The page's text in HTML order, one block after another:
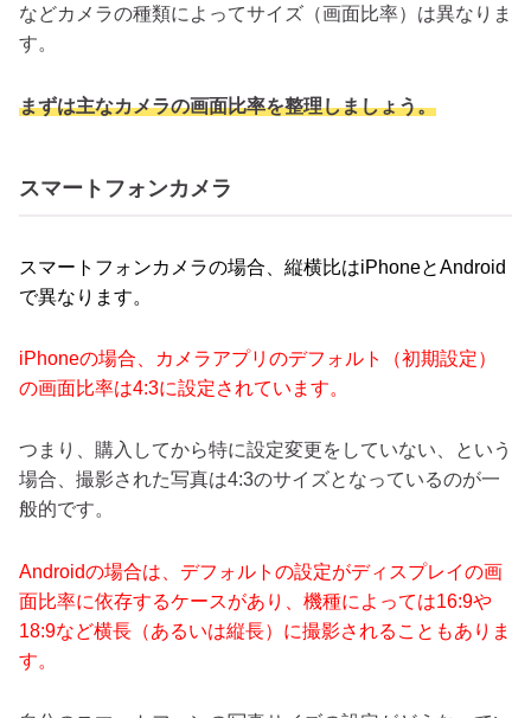
などカメラの種類によってサイズ（画面比率）は異なりま
す。
まずは主なカメラの画面比率を整理しましょう。
スマートフォンカメラ
スマートフォンカメラの場合、縦横比はiPhoneとAndroid
で異なります。
iPhoneの場合、カメラアプリのデフォルト（初期設定）
の画面比率は4:3に設定されています。
つまり、購入してから特に設定変更をしていない、という
場合、撮影された写真は4:3のサイズとなっているのが一
般的です。
Androidの場合は、デフォルトの設定がディスプレイの画
面比率に依存するケースがあり、機種によっては16:9や
18:9など横長（あるいは縦長）に撮影されることもありま
す。